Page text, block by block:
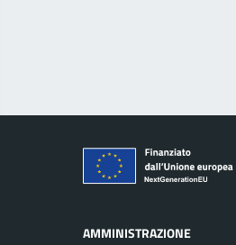
AMMINISTRAZIONE